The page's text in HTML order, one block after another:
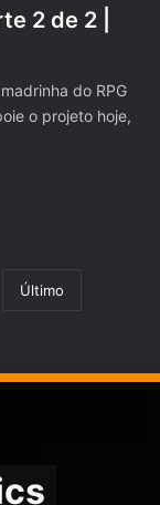
2 de 2 |
do RPG
o projeto hoje,
Último